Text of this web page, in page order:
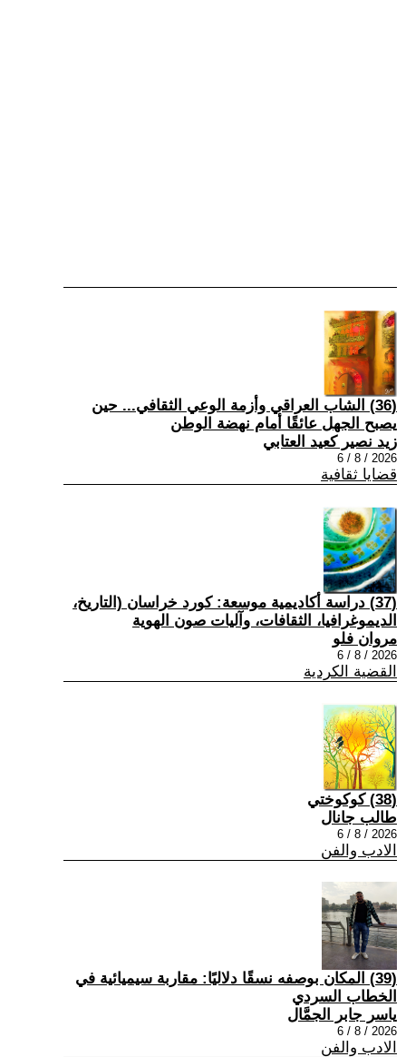
(36) الشاب العراقي وأزمة الوعي الثقافي... حين
يصبح الجهل عائقًا أمام نهضة الوطن
زيد نصير كعيد العتابي
2026 / 8 / 6
قضايا ثقافية
(37) دراسة أكاديمية موسعة: كورد خراسان (التاريخ،
الديموغرافيا، الثقافات، وآليات صون الهوية
مروان فلو
2026 / 8 / 6
القضية الكردية
(38) كوكوختي
طالب جانال
2026 / 8 / 6
الادب والفن
(39) المكان بوصفه نسقًا دلاليًا: مقاربة سيميائية في
الخطاب السردي
ياسر جابر الجمَّال
2026 / 8 / 6
الادب والفن